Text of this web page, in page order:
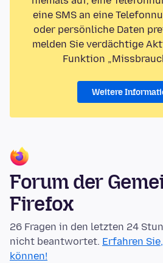
eine SMS an eine
oder persönliche Daten
melden Sie verdächtige
Funktion
Weitere
Forum der
Firefox
26 Fragen in den letzten 24
nicht beantwortet. Erfahren
können!